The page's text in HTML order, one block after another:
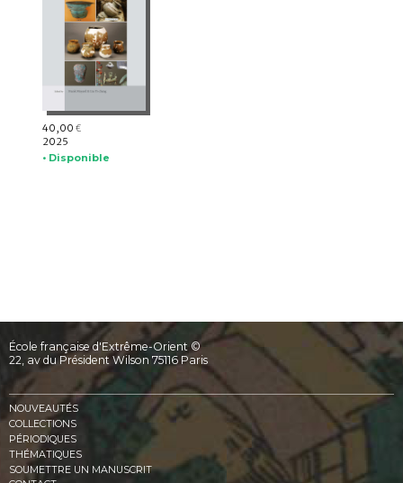
40,00 €
2025
• Disponible
École française d'Extrême-Orient ©
22, av du Président Wilson 75116 Paris
NOUVEAUTÉS
COLLECTIONS
PÉRIODIQUES
THÉMATIQUES
SOUMETTRE UN MANUSCRIT